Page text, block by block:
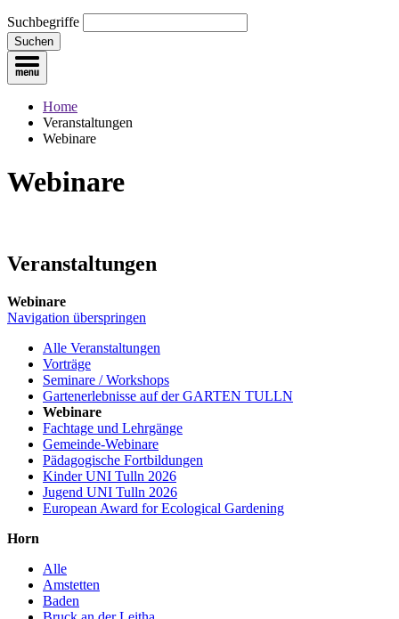
Suchbegriffe
Suchen
Home
Veranstaltungen
Webinare
Webinare
Veranstaltungen
Webinare
Navigation überspringen
Alle Veranstaltungen
Vorträge
Seminare / Workshops
Gartenerlebnisse auf der GARTEN TULLN
Webinare
Fachtage und Lehrgänge
Gemeinde-Webinare
Pädagogische Fortbildungen
Kinder UNI Tulln 2026
Jugend UNI Tulln 2026
European Award for Ecological Gardening
Horn
Alle
Amstetten
Baden